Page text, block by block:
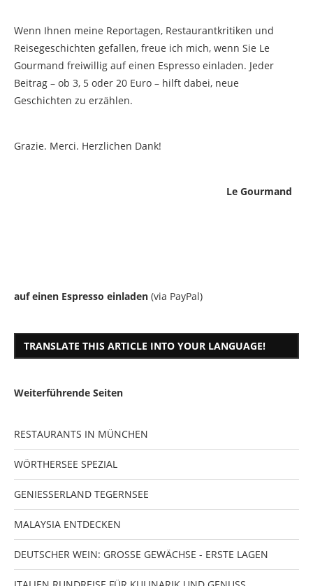
Wenn Ihnen meine Reportagen, Restaurantkritiken und
Reisegeschichten gefallen, freue ich mich, wenn Sie Le
Gourmand freiwillig auf einen Espresso einladen. Jeder
Beitrag – ob 3, 5 oder 20 Euro – hilft dabei, neue
Geschichten zu erzählen.
Grazie. Merci. Herzlichen Dank!
Le Gourmand
auf einen Espresso einladen (via PayPal)
TRANSLATE THIS ARTICLE INTO YOUR LANGUAGE!
Weiterführende Seiten
RESTAURANTS IN MÜNCHEN
WÖRTHERSEE SPEZIAL
GENIESSERLAND TEGERNSEE
MALAYSIA ENTDECKEN
DEUTSCHER WEIN: GROSSE GEWÄCHSE - ERSTE LAGEN